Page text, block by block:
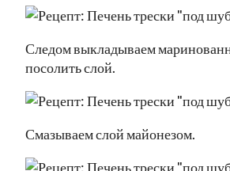
Следом выкладываем
посолить слой.
Смазываем слой майонезом.